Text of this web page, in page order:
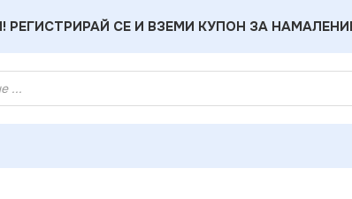
РЕГИСТРИРАЙ СЕ И ВЗЕМИ КУПОН ЗА